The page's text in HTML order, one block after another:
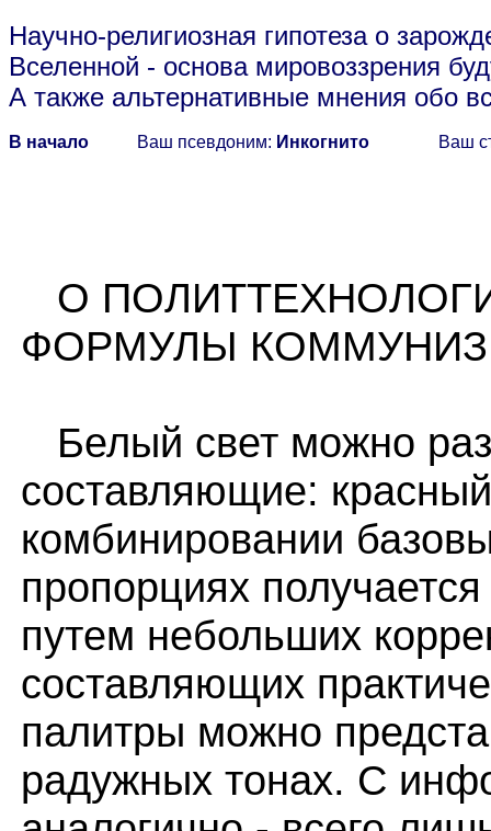
Научно-религиозная гипотеза о
Вселенной - основа мировоззрения
А также альтернативные мнения обо
В начало Ваш псевдоним: Инкогнито Ваш
О
ФОРМУЛЫ
Белый свет можно
составляющие:
комбинировании
пропорциях
путем небольших
составляющих
палитры можно
радужных тонах. С